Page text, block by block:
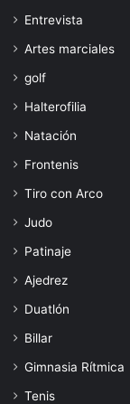
Entrevista
Artes marciales
golf
Halterofilia
Natación
Frontenis
Tiro con Arco
Judo
Patinaje
Ajedrez
Duatlón
Billar
Gimnasia Rítmica
Tenis